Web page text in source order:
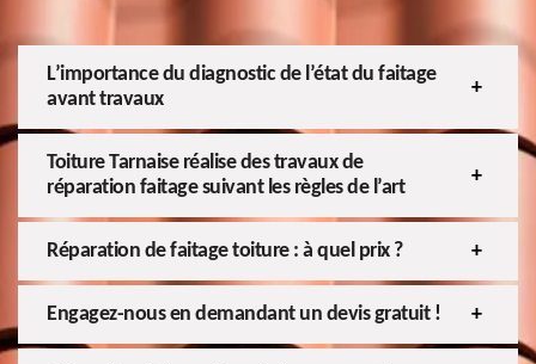
L’importance du diagnostic de l’état du faitage
avant travaux
Toiture Tarnaise réalise des travaux de
réparation faitage suivant les règles de l’art
Réparation de faitage toiture : à quel prix ?
Engagez-nous en demandant un devis gratuit !